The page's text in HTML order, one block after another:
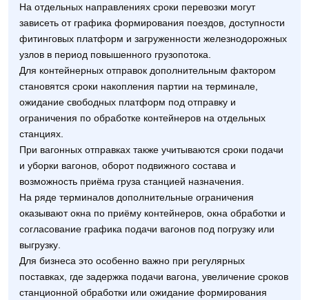
На отдельных направлениях сроки перевозки могут
зависеть от графика формирования поездов, доступности
фитинговых платформ и загруженности железнодорожных
узлов в период повышенного грузопотока.
Для контейнерных отправок дополнительным фактором
становятся сроки накопления партии на терминале,
ожидание свободных платформ под отправку и
ограничения по обработке контейнеров на отдельных
станциях.
При вагонных отправках также учитываются сроки подачи
и уборки вагонов, оборот подвижного состава и
возможность приёма груза станцией назначения.
На ряде терминалов дополнительные ограничения
оказывают окна по приёму контейнеров, окна обработки и
согласование графика подачи вагонов под погрузку или
выгрузку.
Для бизнеса это особенно важно при регулярных
поставках, где задержка подачи вагона, увеличение сроков
станционной обработки или ожидание формирования